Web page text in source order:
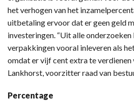
het verhogen van het
uitbetaling ervoor dat er geen geld
investeringen. “Uit alle
verpakkingen vooral inleveren als
omdat er vijf cent extra te verdienen
Lankhorst, voorzitter raad van
Percentage